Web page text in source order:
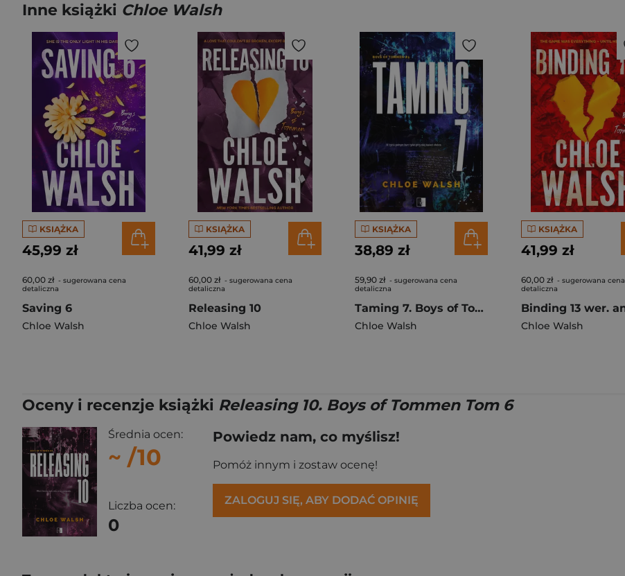
Inne książki Chloe Walsh
KSIĄŻKA
45,99 zł
60,00 zł - sugerowana cena
detaliczna
Saving 6
Chloe Walsh
KSIĄŻKA
41,99 zł
60,00 zł - sugerowana cena
detaliczna
Releasing 10
Chloe Walsh
KSIĄŻKA
38,89 zł
59,90 zł - sugerowana cena
detaliczna
Taming 7. Boys of Tommen. Tom 5
Chloe Walsh
KSIĄŻKA
41,99 zł
60,00 zł - sugerowana cena
detaliczna
Chloe Walsh
Oceny i recenzje książki Releasing 10. Boys of Tommen Tom 6
Średnia ocen:
~ /10
Liczba ocen:
0
Powiedz nam, co myślisz!
Pomóż innym i zostaw ocenę!
ZALOGUJ SIĘ, ABY DODAĆ OPINIĘ